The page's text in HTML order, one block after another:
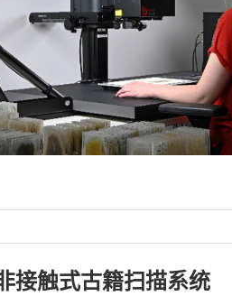
接触式古籍扫描系统